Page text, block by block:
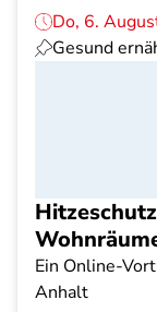
Do, 6.
Gesund
Ein Online-
Anhalt